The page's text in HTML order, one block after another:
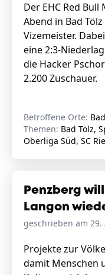
Der EHC Red
Abend in Bad
Vizemeister.
eine 2:3-
die Hacker
2.200 Zuschauer.
Betroffene Orte:
Themen: Bad Tölz,
Oberliga Süd, SC
Penzberg
Langon
geschrieben am 29.
Projekte zur
damit Menschen